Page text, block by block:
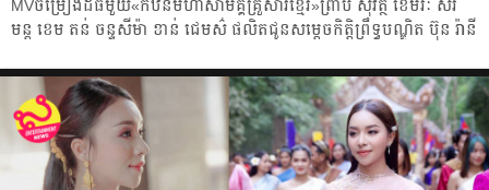
MVចម្រៀងដ៏ធំមួយ«កឋិនមហាសាមគ្គីគ្រួសារខ្មែរ»ព្រាប សុវត្ថិ ខេមរៈ សិរី
មន្ត ខេម តន់ ចន្ទសីម៉ា ខាន់ ជេមស៌ ផលិតជូនសម្ដេចកិត្តិព្រឹទ្ធបណ្ឌិត ប៊ុន រ៉ានី